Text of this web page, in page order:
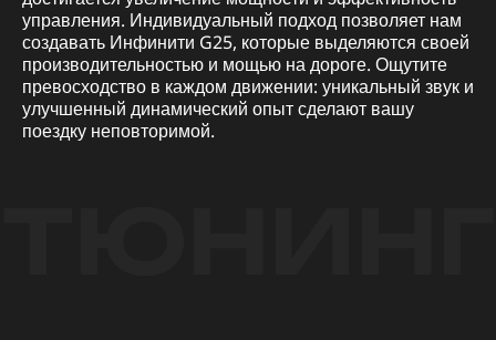
управления. Индивидуальный подход позволяет нам
создавать Инфинити G25, которые выделяются своей
производительностью и мощью на дороге. Ощутите
превосходство в каждом движении: уникальный звук и
улучшенный динамический опыт сделают вашу
поездку неповторимой.